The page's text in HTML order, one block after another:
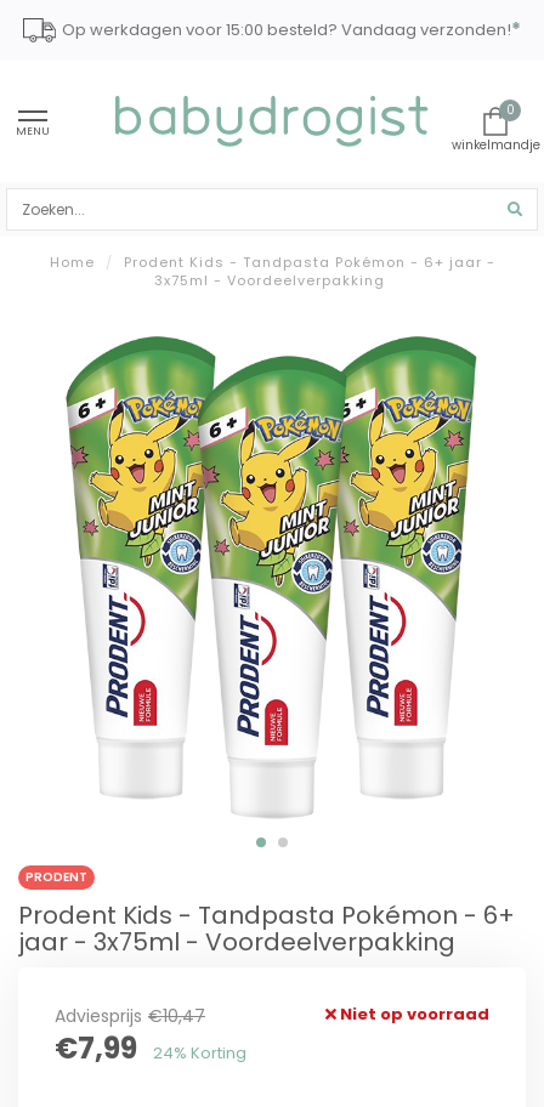
Op werkdagen voor 15:00 besteld? Vandaag verzonden!*
MENU
0
Home /
Prodent Kids - Tandpasta Pokémon - 6+ jaar -
3x75ml - Voordeelverpakking
PRODENT
Prodent Kids - Tandpasta Pokémon - 6+
jaar - 3x75ml - Voordeelverpakking
Adviesprijs €10,47
€7,99 24% Korting
Niet op voorraad